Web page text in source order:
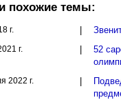
похожие темы:
г.
г.
52
2022 г.